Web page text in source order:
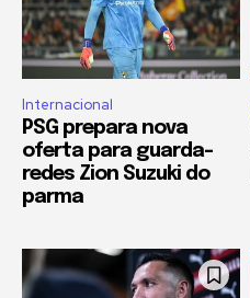
Internacional
PSG prepara nova
oferta para guarda-
redes Zion Suzuki do
parma